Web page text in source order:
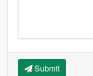
Submit